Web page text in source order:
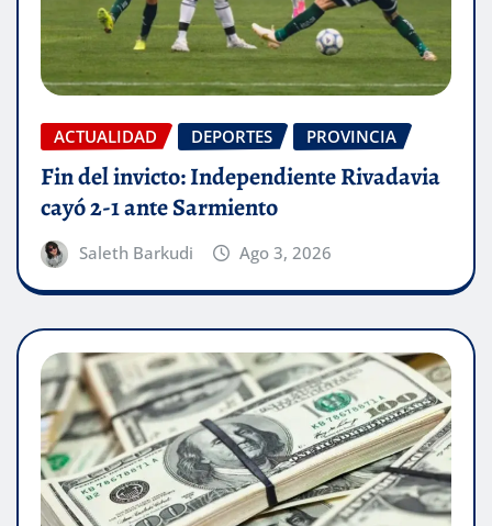
ACTUALIDAD DEPORTES PROVINCIA
Fin del invicto: Independiente Rivadavia
cayó 2-1 ante Sarmiento
Saleth Barkudi Ago 3, 2026